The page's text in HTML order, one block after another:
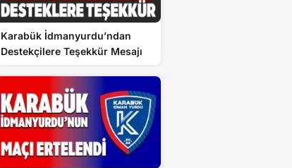
Karabük İdmanyurdu’ndan
Destekçilere Teşekkür Mesajı